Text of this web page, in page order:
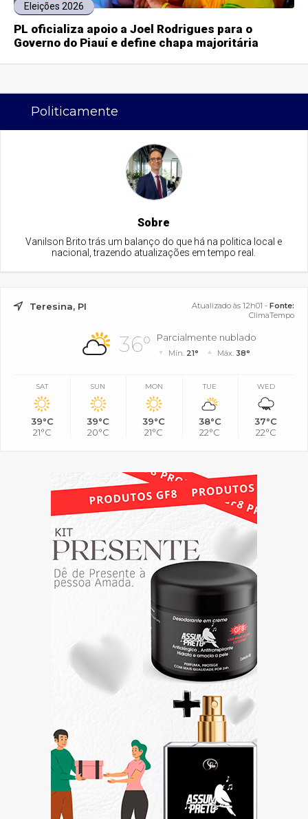
Eleições 2026
PL oficializa apoio a Joel Rodrigues para o
Governo do Piauí e define chapa majoritária
Politicamente
Sobre
Vanilson Brito trás um balanço do que há na politica local e
nacional, trazendo atualizações em tempo real.
Teresina, PI Atualizado às 12h01 - Fonte:
ClimaTempo
36° Parcialmente nublado
Mín. 21° Máx. 38°
SAT
39°C
21°C
SUN
39°C
20°C
MON
39°C
21°C
TUE
38°C
22°C
WED
37°C
22°C